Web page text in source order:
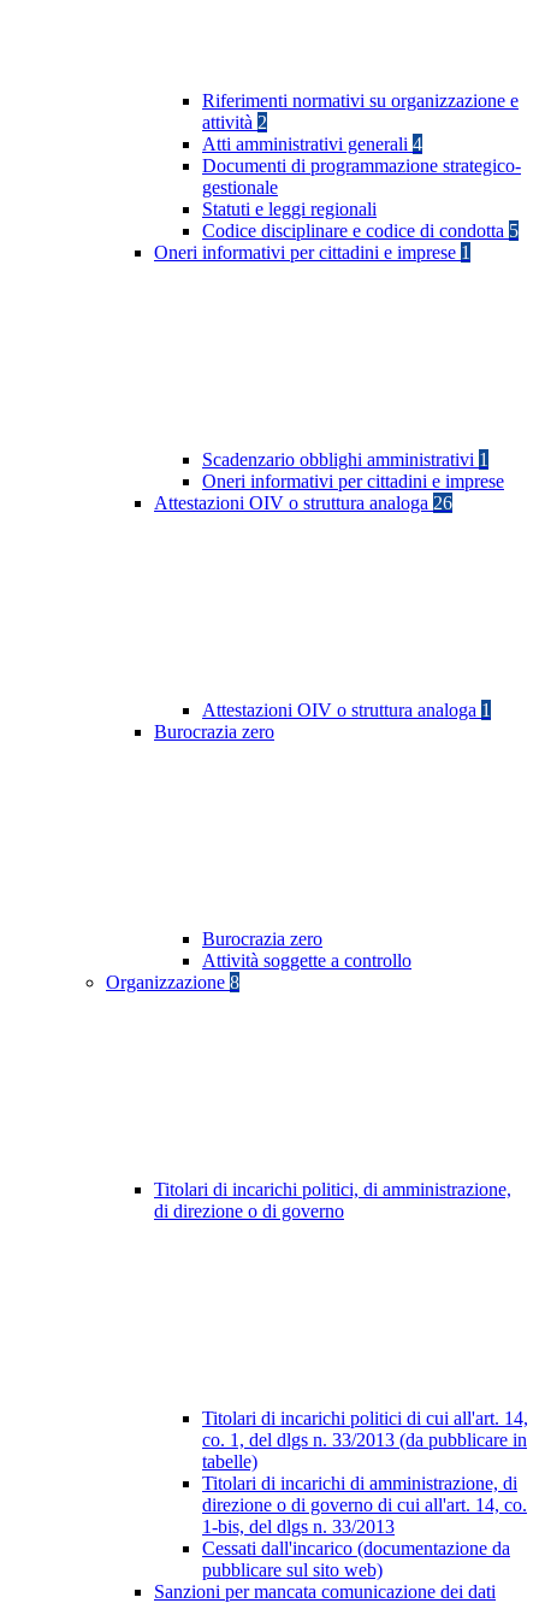
Riferimenti normativi su organizzazione e
attività 2
Atti amministrativi generali 4
Documenti di programmazione strategico-
gestionale
Statuti e leggi regionali
Codice disciplinare e codice di condotta 5
Oneri informativi per cittadini e imprese 1
Scadenzario obblighi amministrativi 1
Oneri informativi per cittadini e imprese
Attestazioni OIV o struttura analoga 26
Attestazioni OIV o struttura analoga 1
Burocrazia zero
Burocrazia zero
Attività soggette a controllo
Organizzazione 8
Titolari di incarichi politici, di amministrazione,
di direzione o di governo
Titolari di incarichi politici di cui all'art. 14,
co. 1, del dlgs n. 33/2013 (da pubblicare in
tabelle)
Titolari di incarichi di amministrazione, di
direzione o di governo di cui all'art. 14, co.
1-bis, del dlgs n. 33/2013
Cessati dall'incarico (documentazione da
pubblicare sul sito web)
Sanzioni per mancata comunicazione dei dati